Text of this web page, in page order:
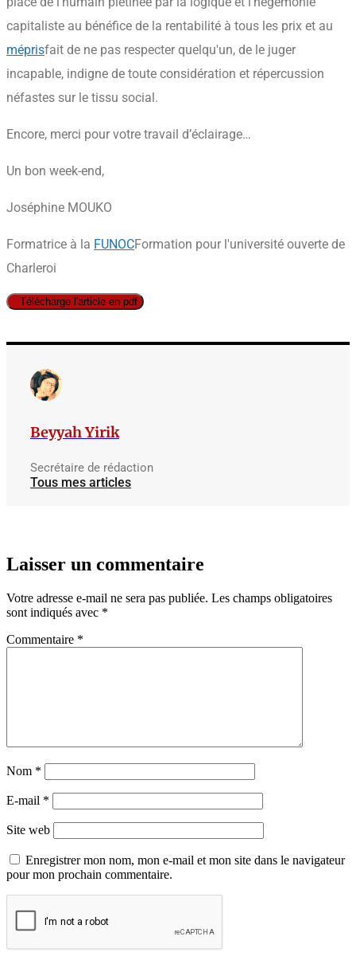
capitaliste au bénéfice de la rentabilité à tous les prix et au
méprisfait de ne pas respecter quelqu'un, de le juger
incapable, indigne de toute considération et répercussion
néfastes sur le tissu social.
Encore, merci pour votre travail d’éclairage…
Un bon week-end,
Joséphine MOUKO
Formatrice à la FUNOCFormation pour l'université ouverte de
Charleroi
Télécharge l'article en pdf
Beyyah Yirik
Secrétaire de rédaction
Tous mes articles
Laisser un commentaire
Votre adresse e-mail ne sera pas publiée. Les champs obligatoires
sont indiqués avec *
Commentaire *
Nom *
E-mail *
Site web
Enregistrer mon nom, mon e-mail et mon site dans le navigateur
pour mon prochain commentaire.